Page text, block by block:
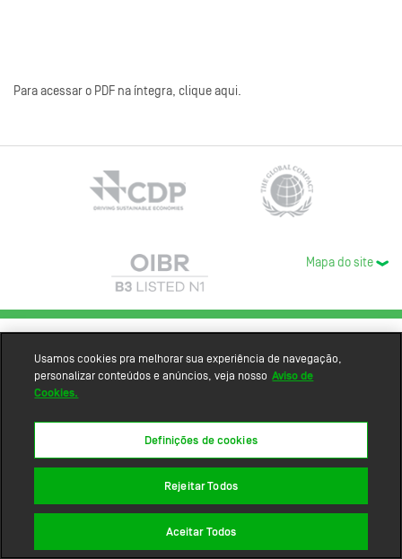
Para acessar o PDF na íntegra, clique aqui.
Mapa do site
Usamos cookies pra melhorar sua experiência de navegação,
personalizar conteúdos e anúncios, veja nosso Aviso de
Cookies.
Definições de cookies
Rejeitar Todos
Aceitar Todos